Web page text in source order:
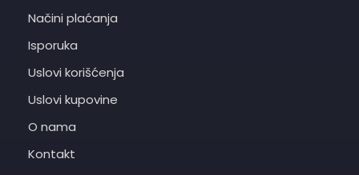
Načini plaćanja
Isporuka
Uslovi korišćenja
Uslovi kupovine
O nama
Kontakt